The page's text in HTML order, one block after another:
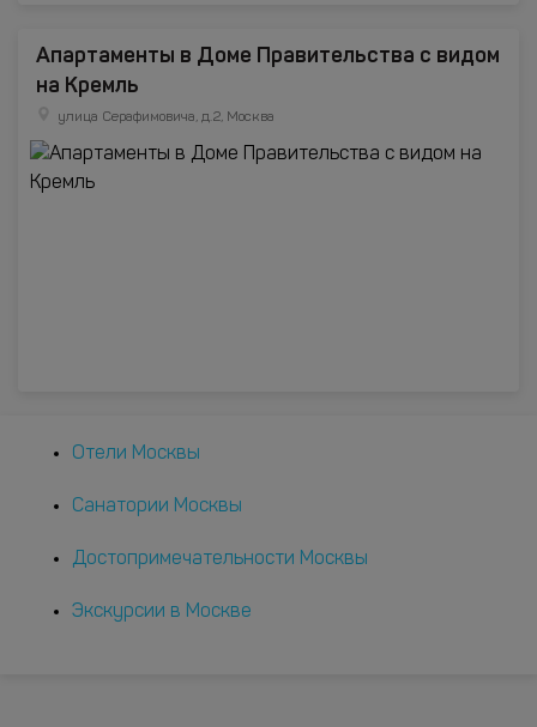
Апартаменты в Доме Правительства с видом
на Кремль
улица Серафимовича, д.2, Москва
Отели Москвы
Санатории Москвы
Достопримечательности Москвы
Экскурсии в Москве